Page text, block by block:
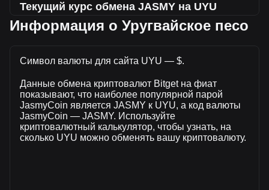
Текущий курс обмена JASMY на UYU
На этой неделе наблюдается падение JasmyCoin к
Текущая рыночная цена JasmyCoin составляет $0.1598
--JASMY на основе оборотного предложения JasmyCoin
$-- UYU. Объем торгов упал на JasmyCoin% ($-- UYU) за
последние 24 часа, а объем торгов -- составил $-- было
продано за тот же период.
Информация о Уругвайское песо
Символ валюты для сайта UYU — $.
Данные обмена криптовалют Bitget на фиат
показывают, что наиболее популярной парой
JasmyCoin является JASMY к UYU, а код валюты
JasmyCoin — JASMY. Используйте
криптовалютный калькулятор, чтобы узнать, на
сколько UYU можно обменять вашу криптовалюту.